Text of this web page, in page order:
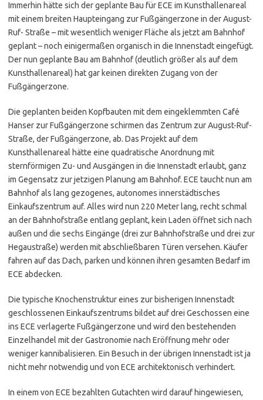
Immerhin hätte sich der geplante Bau für ECE im Kunsthallenareal
mit einem breiten Haupteingang zur Fußgängerzone in der August-
Ruf- Straße – mit wesentlich weniger Fläche als jetzt am Bahnhof
geplant – noch einigermaßen organisch in die Innenstadt eingefügt.
Der nun geplante Bau am Bahnhof (deutlich größer als auf dem
Kunsthallenareal) hat gar keinen direkten Zugang von der
Fußgängerzone.
Die geplanten beiden Kopfbauten mit dem eingeklemmten Café
Hanser zur Fußgängerzone schirmen das Zentrum zur August-Ruf-
Straße, der Fußgängerzone, ab. Das Projekt auf dem
Kunsthallenareal hätte eine quadratische Anordnung mit
sternförmigen Zu- und Ausgängen in die Innenstadt erlaubt, ganz
im Gegensatz zur jetzigen Planung am Bahnhof. ECE taucht nun am
Bahnhof als lang gezogenes, autonomes innerstädtisches
Einkaufszentrum auf. Alles wird nun 220 Meter lang, recht schmal
an der Bahnhofstraße entlang geplant, kein Laden öffnet sich nach
außen und die sechs Eingänge (drei zur Bahnhofstraße und drei zur
Hegaustraße) werden mit abschließbaren Türen versehen. Käufer
fahren auf das Dach, parken und können ihren gesamten Bedarf im
ECE abdecken.
Die typische Knochenstruktur eines zur bisherigen Innenstadt
geschlossenen Einkaufszentrums bildet auf drei Geschossen eine
ins ECE verlagerte Fußgängerzone und wird den bestehenden
Einzelhandel mit der Gastronomie nach Eröffnung mehr oder
weniger kannibalisieren. Ein Besuch in der übrigen Innenstadt ist ja
nicht mehr notwendig und von ECE architektonisch verhindert.
In einem von ECE bezahlten Gutachten wird darauf hingewiesen,